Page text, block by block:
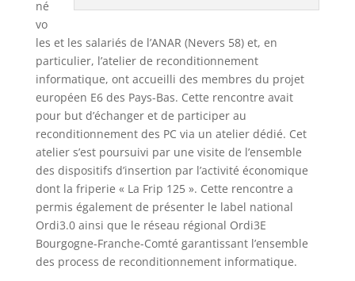
né
vo
les et les salariés de l’ANAR (Nevers 58) et, en
particulier, l’atelier de reconditionnement
informatique, ont accueilli des membres du projet
européen E6 des Pays-Bas. Cette rencontre avait
pour but d’échanger et de participer au
reconditionnement des PC via un atelier dédié. Cet
atelier s’est poursuivi par une visite de l’ensemble
des dispositifs d’insertion par l’activité économique
dont la friperie « La Frip 125 ». Cette rencontre a
permis également de présenter le label national
Ordi3.0 ainsi que le réseau régional Ordi3E
Bourgogne-Franche-Comté garantissant l’ensemble
des process de reconditionnement informatique.